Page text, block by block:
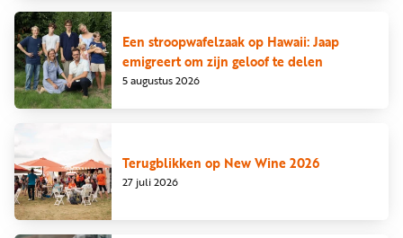
5 augustus 2026
Een stroopwafelzaak op Hawaii: Jaap
emigreert om zijn geloof te delen
27 juli 2026
Terugblikken op New Wine 2026
Steun
onze
missie
Info
Word
nu
vriend